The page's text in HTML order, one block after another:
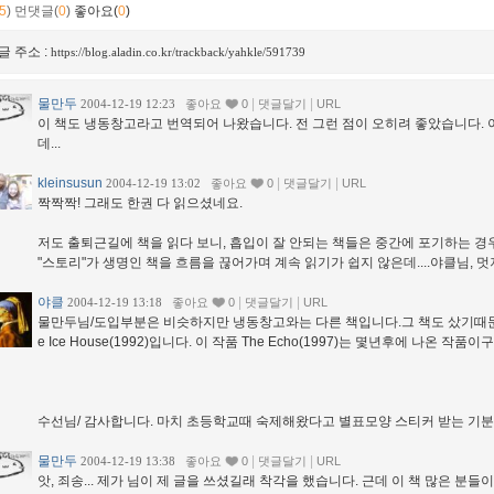
5) 먼댓글(0) 좋아요(0)
주소 : https://blog.aladin.co.kr/trackback/yahkle/591739
물만두 2004-12-19 12:23 좋아요 0 댓글달기 URL
이 책도 냉동창고라고 번역되어 나왔습니다. 전 그런 점이 오히려 좋았습니다.
데...
kleinsusun 2004-12-19 13:02 좋아요 0 댓글달기 URL
짝짝짝! 그래도 한권 다 읽으셨네요.
저도 출퇴근길에 책을 읽다 보니, 흡입이 잘 안되는 책들은 중간에 포기하는
"스토리"가 생명인 책을 흐름을 끊어가며 계속 읽기가 쉽지 않은데....야클님, 멋
야클 2004-12-19 13:18 좋아요 0 댓글달기 URL
물만두님/도입부분은 비슷하지만 냉동창고와는 다른 책입니다.그 책도 샀기
e Ice House(1992)입니다. 이 작품 The Echo(1997)는 몇년후에 나온 작품이
수선님/ 감사합니다. 마치 초등학교때 숙제해왔다고 별표모양 스티커 받는 기
물만두 2004-12-19 13:38 좋아요 0 댓글달기 URL
앗, 죄송... 제가 님이 제 글을 쓰셨길래 착각을 했습니다. 근데 이 책 많은 분들